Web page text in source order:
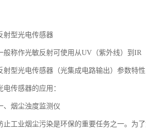
射型光电传感器
般称作光敏反射可使用从UV（紫外线）到IR
射型光电传感器（光集成电路输出）参数特性
电传感器的应用：
、烟尘浊度监测仪
止工业烟尘污染是环保的重要任务之一。为